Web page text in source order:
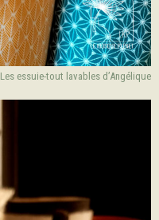
Les essuie-tout lavables d’Angélique